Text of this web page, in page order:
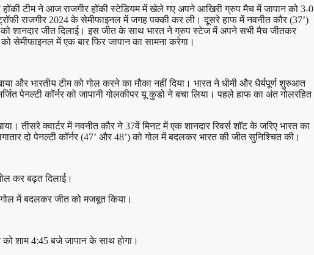
हॉकी टीम ने आज राजगीर हॉकी स्टेडियम में खेले गए अपने आखिरी ग्रुप मैच में जापान को 3-0
राजगीर 2024 के सेमीफाइनल में जगह पक्की कर ली। दूसरे हाफ में नवनीत कौर (37’)
को शानदार जीत दिलाई। इस जीत के साथ भारत ने ग्रुप स्टेज में अपने सभी मैच जीतकर
सेमीफाइनल में एक बार फिर जापान का सामना करेगा।
और भारतीय टीम को गोल करने का मौका नहीं दिया। भारत ने धीमी और धैर्यपूर्ण शुरुआत
पेनल्टी कॉर्नर को जापानी गोलकीपर यू कुडो ने बचा लिया। पहले हाफ का अंत गोलरहित
तीसरे क्वार्टर में नवनीत कौर ने 37वें मिनट में एक शानदार रिवर्स शॉट के जरिए भारत का
दो पेनल्टी कॉर्नर (47’ और 48’) को गोल में बदलकर भारत की जीत सुनिश्चित की।
कर बढ़त दिलाई।
गोल में बदलकर जीत को मजबूत किया।
शाम 4:45 बजे जापान के साथ होगा।